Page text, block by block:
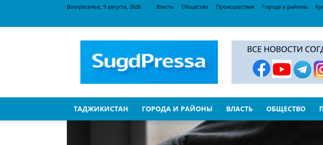
Воскресенье, 9 августа, 2026 Власть Общество Происшествия Города и районы
ТАДЖИКИСТАН ГОРОДА И РАЙОНЫ ВЛАСТЬ ОБЩЕСТВО